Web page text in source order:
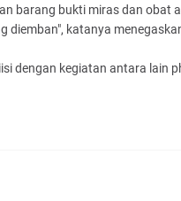
barang bukti miras dan obat
diemban", katanya
dengan kegiatan antara lain